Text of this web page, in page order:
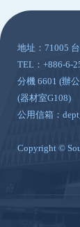
地址：71005
TEL：+886-6-
分機 6601 (辦
(器材室G108)
公用信箱：
Copyright ©